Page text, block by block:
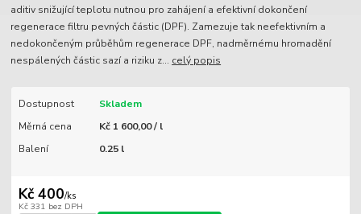
aditiv snižující teplotu nutnou pro zahájení a efektivní dokončení
regenerace filtru pevných částic (DPF). Zamezuje tak neefektivním a
nedokončeným průběhům regenerace DPF, nadměrnému hromadění
nespálených částic sazí a riziku z... celý popis
Dostupnost
Skladem
Měrná cena
Kč 1 600,00 / l
Balení
0.25 l
Kč 400/ks
Kč 331 bez DPH